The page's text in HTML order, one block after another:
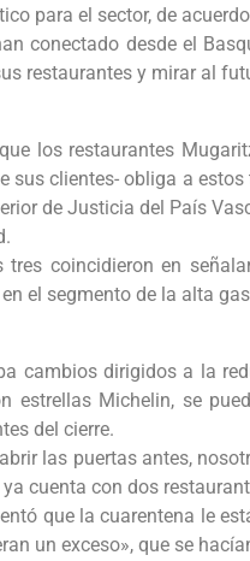
para el sector, de
conectado desde el
restaurantes y mirar al
los restaurantes
sus clientes- obliga a
de Justicia del País
tres coincidieron en
el segmento de la alta
cambios dirigidos a la
estrellas Michelin, se
del cierre.
las puertas antes,
cuenta con dos
que la cuarentena le
un exceso», que se